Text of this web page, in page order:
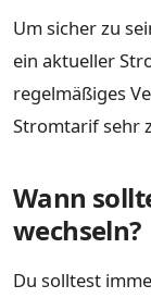
Um sicher zu
ein aktueller
regelmäßiges
Stromtarif sehr
Wann
wechseln?
Du solltest